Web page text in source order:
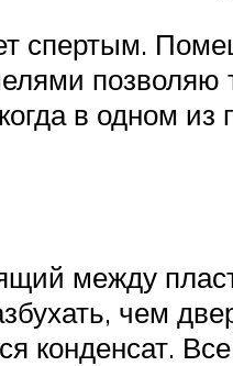
спертым.
позволяю
в одном
между
чем
конденсат.